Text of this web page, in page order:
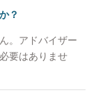
と申し上
す。それ
ます。
値動きに
っている
？
。アドバイザー
要はありませ